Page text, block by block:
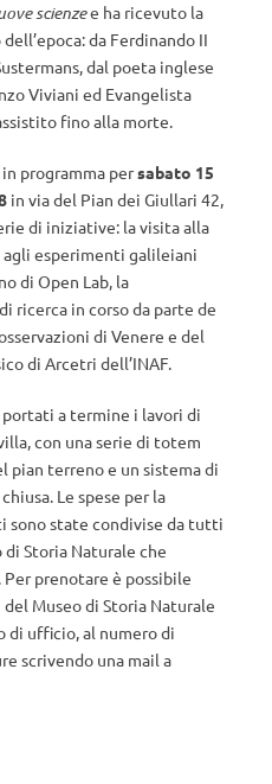
scienzee ha ricevuto la
da Ferdinando II
dal poeta inglese
Viviani ed Evangelista
fino alla morte.
programma persabato 15
in via del Pian dei Giullari 42,
di iniziative: la visita alla
esperimenti galileiani
di Open Lab, la
ricerca in corso da parte de
di Venere e del
di Arcetri dell’INAF.
a termine i lavori di
con una serie di totem
pian terreno e un sistema di
Le spese per la
sono state condivise da tutti
Storia Naturale che
prenotare è possibile
Museo di Storia Naturale
di ufficio, al numero di
scrivendo una mail a